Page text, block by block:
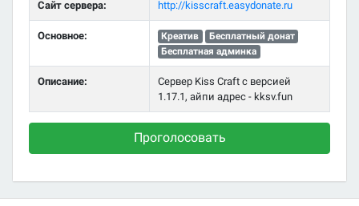
Сайт сервера: http://kisscraft.easydonate.ru
Основное: Креатив
Бесплатный донат
Бесплатная админка
Описание:
Сервер Kiss Craft с версией
1.17.1, айпи адрес - kksv.fun
Проголосовать